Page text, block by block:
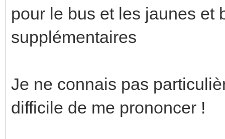
pour le bus et les jaunes et
supplémentaires
Je ne connais pas
difficile de me prononcer !